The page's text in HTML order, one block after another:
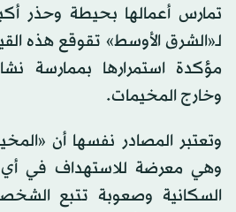
تمارس أعمالها بحيطة وحذر
لـ«الشرق الأوسط» تقوقع هذه
مؤكدة استمرارها بممارسة
وخارج المخيمات.
وتعتبر المصادر نفسها أن
وهي معرضة للاستهداف في
السكانية وصعوبة تتبع